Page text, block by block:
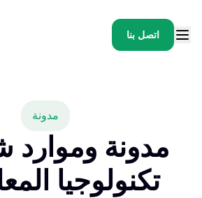
اتصل بنا
مدونة
مدونة وموارد
تكنولوجيا